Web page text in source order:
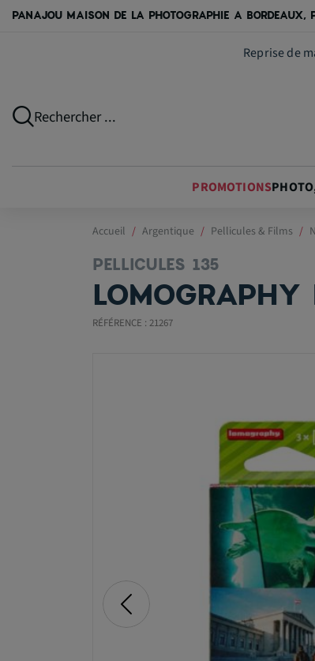
PANAJOU MAISON DE LA PHOTOGRAPHIE A BORDEAUX,
Reprise de
Rechercher ...
PROMOTIONS
Accueil Argentique Pellicules & Films
PELLICULES 135
RÉFÉRENCE : 21267